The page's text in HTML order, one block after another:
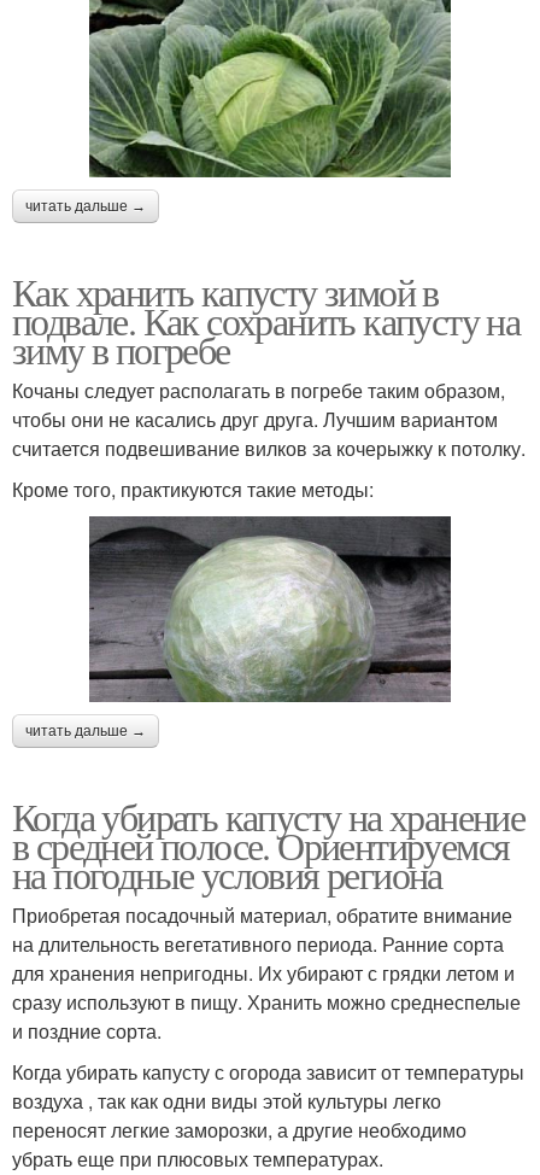
читать дальше →
Как хранить капусту зимой в
подвале. Как сохранить капусту на
зиму в погребе
Кочаны следует располагать в погребе таким образом,
чтобы они не касались друг друга. Лучшим вариантом
считается подвешивание вилков за кочерыжку к потолку.
Кроме того, практикуются такие методы:
читать дальше →
Когда убирать капусту на хранение
в средней полосе. Ориентируемся
на погодные условия региона
Приобретая посадочный материал, обратите внимание
на длительность вегетативного периода. Ранние сорта
для хранения непригодны. Их убирают с грядки летом и
сразу используют в пищу. Хранить можно среднеспелые
и поздние сорта.
Когда убирать капусту с огорода зависит от температуры
воздуха , так как одни виды этой культуры легко
переносят легкие заморозки, а другие необходимо
убрать еще при плюсовых температурах.